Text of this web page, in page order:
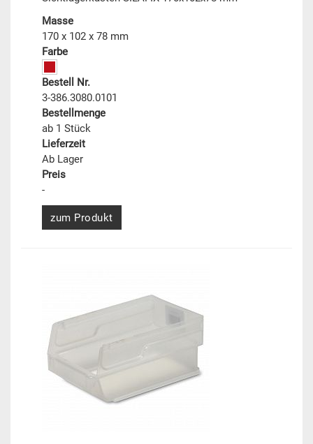
Masse
170 x 102 x 78 mm
Farbe
Bestell Nr.
3-386.3080.0101
Bestellmenge
ab 1 Stück
Lieferzeit
Ab Lager
Preis
-
zum Produkt